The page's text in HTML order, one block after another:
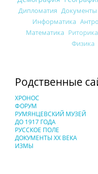
Дипломатия Документы
Информатика
Математика Риторика
Физика
Родственные
ХРОНОС
ФОРУМ
РУМЯНЦЕВСКИЙ МУЗЕЙ
ДО 1917 ГОДА
РУССКОЕ ПОЛЕ
ДОКУМЕНТЫ XX ВЕКА
ИЗМЫ